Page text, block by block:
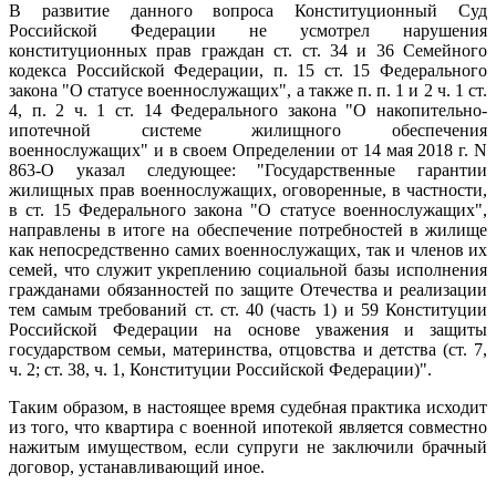
В развитие данного вопроса Конституционный Суд
Российской Федерации не усмотрел нарушения
конституционных прав граждан ст. ст. 34 и 36 Семейного
кодекса Российской Федерации, п. 15 ст. 15 Федерального
закона "О статусе военнослужащих", а также п. п. 1 и 2 ч. 1 ст.
4, п. 2 ч. 1 ст. 14 Федерального закона "О накопительно-
ипотечной системе жилищного обеспечения
военнослужащих" и в своем Определении от 14 мая 2018 г. N
863-О указал следующее: "Государственные гарантии
жилищных прав военнослужащих, оговоренные, в частности,
в ст. 15 Федерального закона "О статусе военнослужащих",
направлены в итоге на обеспечение потребностей в жилище
как непосредственно самих военнослужащих, так и членов их
семей, что служит укреплению социальной базы исполнения
гражданами обязанностей по защите Отечества и реализации
тем самым требований ст. ст. 40 (часть 1) и 59 Конституции
Российской Федерации на основе уважения и защиты
государством семьи, материнства, отцовства и детства (ст. 7,
ч. 2; ст. 38, ч. 1, Конституции Российской Федерации)".
Таким образом, в настоящее время судебная практика исходит
из того, что квартира с военной ипотекой является совместно
нажитым имуществом, если супруги не заключили брачный
договор, устанавливающий иное.